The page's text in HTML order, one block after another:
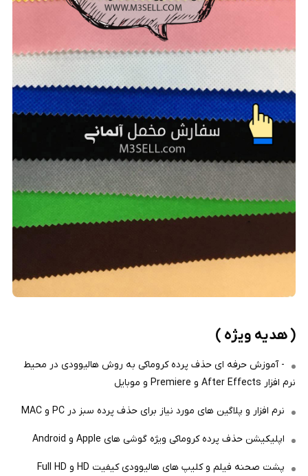
( هدیه ویژه )
- آموزش حرفه ای حذف پرده کروماکی به روش هالیوودی در محیط
نرم افزار After Effects و Premiere و موبایل
نرم افزار و پلاگین های مورد نیاز برای حذف پرده سبز در PC و MAC
اپلیکیشن حذف پرده کروماکی ویژه گوشی های Apple و Android
پشت صحنه فیلم و کلیپ های هالیوودی کیفیت HD و Full HD